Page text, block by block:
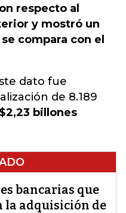
respecto al
y mostró un
compara con el
dato fue
de 8.189
billones
bancarias que
la adquisición de